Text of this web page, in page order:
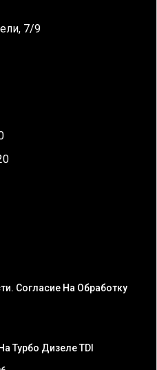
7/9
Согласие На Обработку
Турбо Дизеле TDI